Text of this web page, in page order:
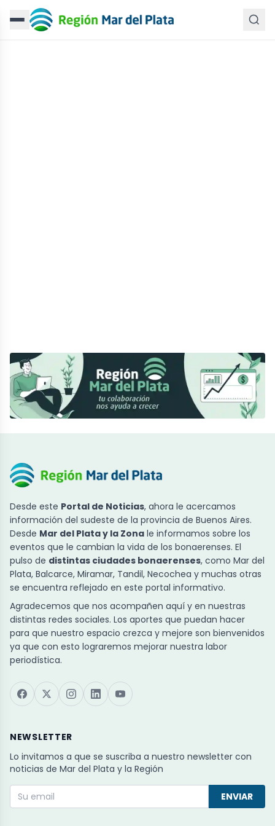
Desde este Portal de Noticias, ahora le acercamos
información del sudeste de la provincia de Buenos Aires.
Desde Mar del Plata y la Zona le informamos sobre los
eventos que le cambian la vida de los bonaerenses. El
pulso de distintas ciudades bonaerenses, como Mar del
Plata, Balcarce, Miramar, Tandil, Necochea y muchas otras
se encuentra reflejado en este portal informativo.
Agradecemos que nos acompañen aquí y en nuestras
distintas redes sociales. Los aportes que puedan hacer
para que nuestro espacio crezca y mejore son bienvenidos
ya que con esto lograremos mejorar nuestra labor
periodística.
NEWSLETTER
Lo invitamos a que se suscriba a nuestro newsletter con
noticias de Mar del Plata y la Región
ENVIAR